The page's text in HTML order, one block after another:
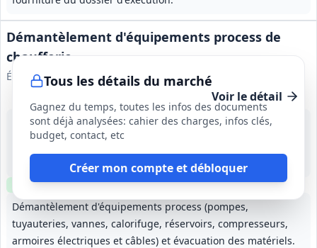
Tous les détails du marché
Gagnez du temps, toutes les infos des documents
sont déjà analysées: cahier des charges, infos clés,
budget, contact, etc
Créer mon compte et débloquer
Démantèlement d'équipements process de
chaufferie
ÉCOME
Voir le détail
Démantèlement d'équipements process (pompes,
tuyauteries, vannes, calorifuge, réservoirs, compresseurs,
armoires électriques et câbles) et évacuation des matériels.
19 août 2026
Orléans (45)
Environ 2 mois (août–octobre 2026)
Clause environnementale Clause sociale Visiteoptionnelle